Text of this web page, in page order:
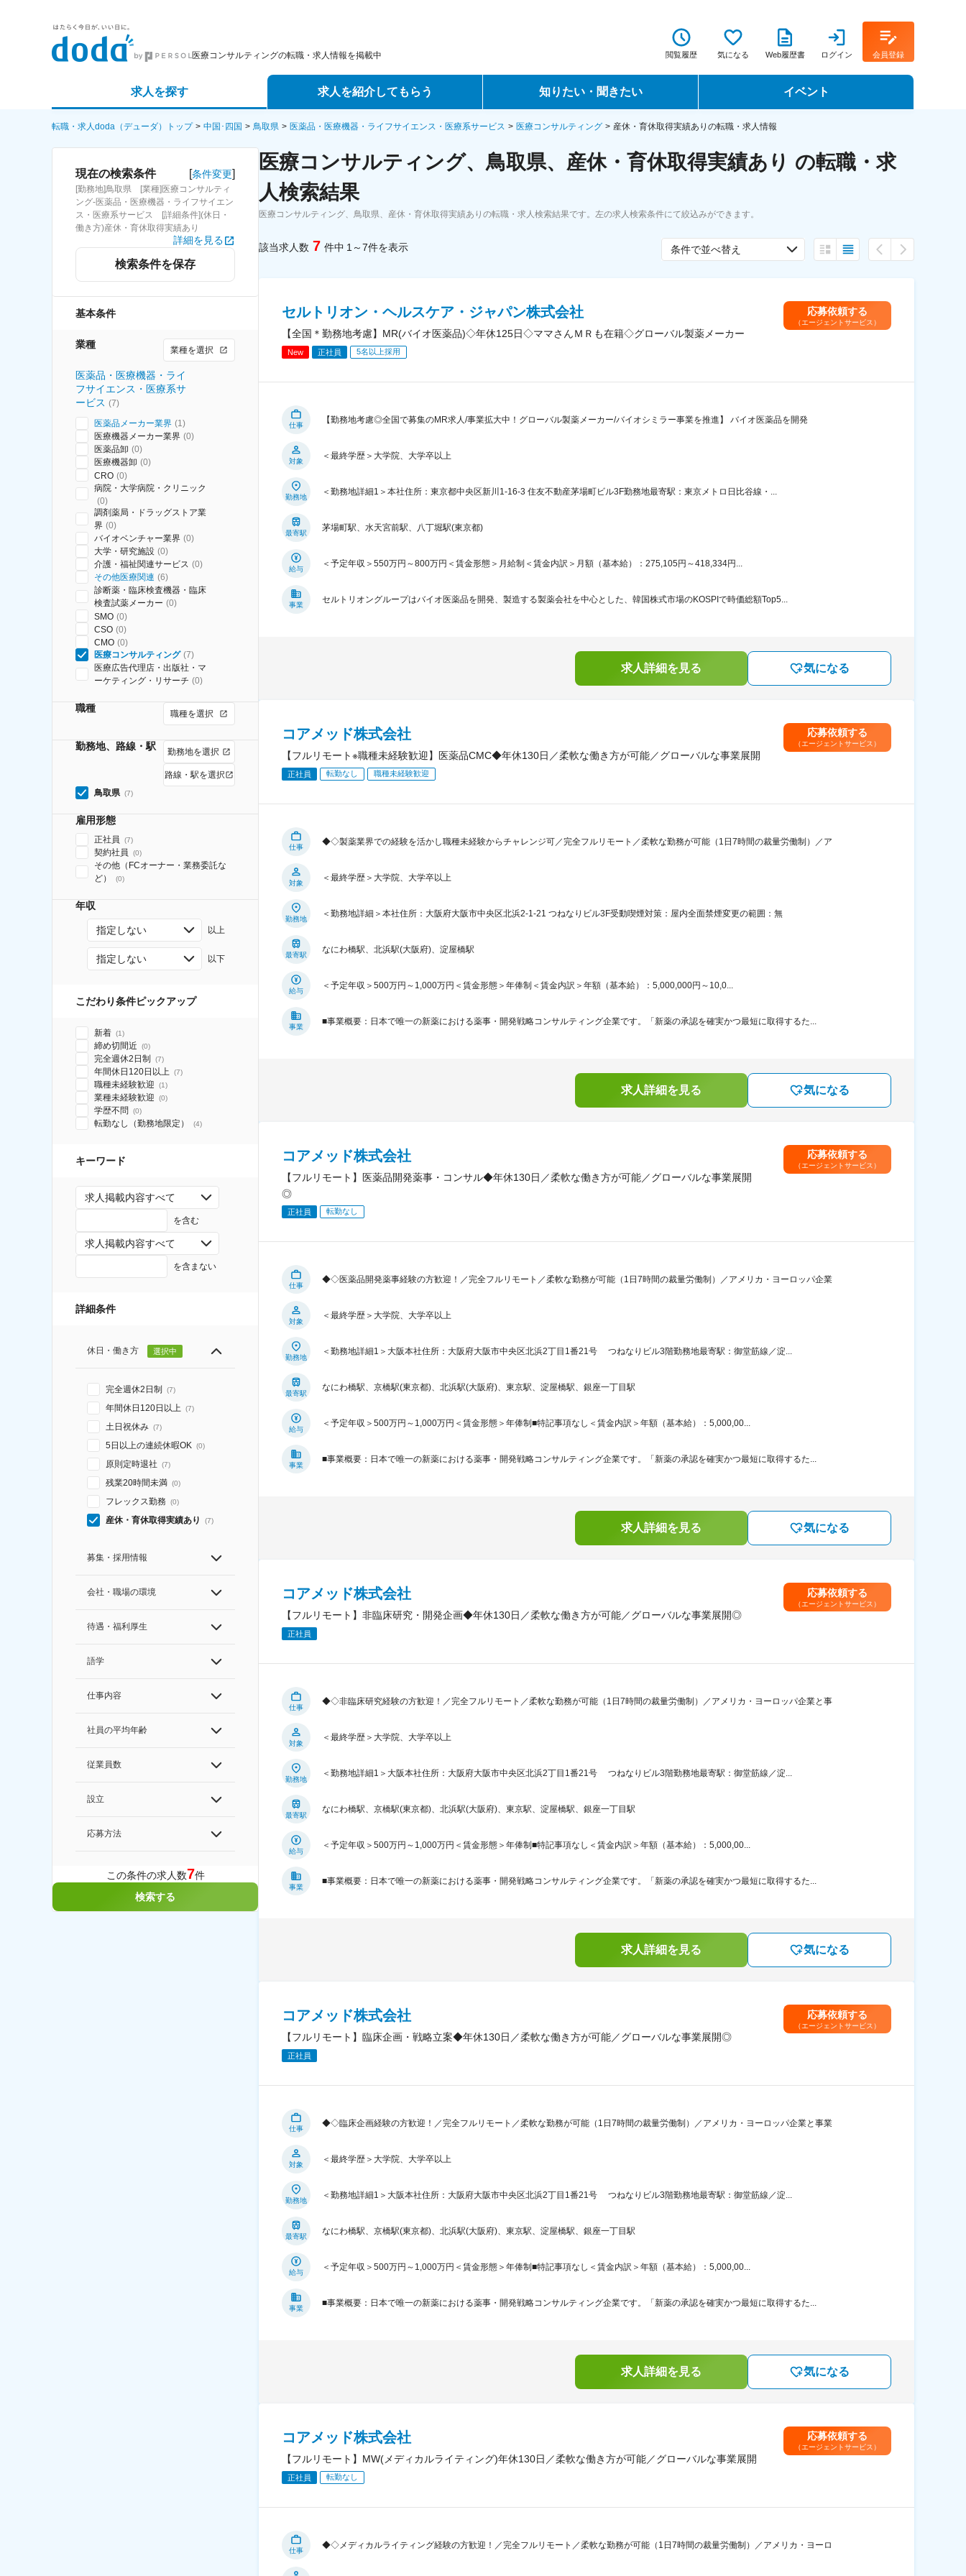
医療コンサルティングの転職・求人情報を掲載中 閲覧履歴 気になる Web履歴書 ログイン 会員登録
求人を探す
詳細条件から探す
求人特集から探す
求人を紹介してもらう
エージェントサービス
スカウトサービス
パートナーエージェントサービス
知りたい・聞きたい
転職ノウハウ
データで見る転職
イベント
転職イベント・転職セミナー
転職フェア
転職・求人doda（デューダ）トップ 中国･四国 鳥取県 医薬品・医療機器・ライフサイエンス・医療系サービス 医療コンサルティング 産休・育休取得実績ありの転職・求人情報
現在の検索条件 [条件変更]
[勤務地]鳥取県 [業種]医療コンサルティ
ング-医薬品・医療機器・ライフサイエン
ス・医療系サービス [詳細条件](休日・
働き方)産休・育休取得実績あり
詳細を見る
検索条件を保存
基本条件
業種 業種を選択
医薬品・医療機器・ライ
フサイエンス・医療系サ
ービス (7)
医薬品メーカー業界 (1)
医療機器メーカー業界 (0)
医薬品卸 (0)
医療機器卸 (0)
CRO (0)
病院・大学病院・クリニック
(0)
調剤薬局・ドラッグストア業
界 (0)
バイオベンチャー業界 (0)
大学・研究施設 (0)
介護・福祉関連サービス (0)
その他医療関連 (6)
診断薬・臨床検査機器・臨床
検査試薬メーカー (0)
SMO (0)
CSO (0)
CMO (0)
医療コンサルティング (7)
医療広告代理店・出版社・マ
ーケティング・リサーチ (0)
職種 職種を選択
勤務地、路線・駅 勤務地を選択
路線・駅を選択
鳥取県 (7)
雇用形態
正社員 (7)
契約社員 (0)
その他（FCオーナー・業務委託な
ど）
(0)
年収
指定しない 以上
指定しない 以下
こだわり条件ピックアップ
新着 (1)
締め切間近 (0)
完全週休2日制 (7)
年間休日120日以上 (7)
職種未経験歓迎 (1)
業種未経験歓迎 (0)
学歴不問 (0)
転勤なし（勤務地限定） (4)
キーワード
求人掲載内容すべて
を含む
求人掲載内容すべて
を含まない
詳細条件
休日・働き方 選択中
完全週休2日制 (7)
年間休日120日以上 (7)
土日祝休み (7)
5日以上の連続休暇OK (0)
原則定時退社 (7)
残業20時間未満 (0)
フレックス勤務 (0)
産休・育休取得実績あり (7)
募集・採用情報
会社・職場の環境
待遇・福利厚生
語学
仕事内容
社員の平均年齢
従業員数
設立
応募方法
この条件の求人数7件
検索する
医療コンサルティング、鳥取県、産休・育休取得実績あり の転職・求
人検索結果
医療コンサルティング、鳥取県、産休・育休取得実績ありの転職・求人検索結果です。左の求人検索条件にて絞込みができます。
該当求人数 7 件中 1～7件を表示 条件で並べ替え
セルトリオン・ヘルスケア・ジャパン株式会社
【全国＊勤務地考慮】MR(バイオ医薬品)◇年休125日◇ママさんＭＲも在籍◇グローバル製薬メーカー
New 正社員 5名以上採用
応募依頼する
（エージェントサービス）
仕事
【勤務地考慮◎全国で募集のMR求人/事業拡大中！グローバル製薬メーカー/バイオシミラー事業を推進】 バイオ医薬品を開発
対象
＜最終学歴＞大学院、大学卒以上
勤務地
＜勤務地詳細1＞本社住所：東京都中央区新川1-16-3 住友不動産茅場町ビル3F勤務地最寄駅：東京メトロ日比谷線・...
最寄駅
茅場町駅、水天宮前駅、八丁堀駅(東京都)
給与
＜予定年収＞550万円～800万円＜賃金形態＞月給制＜賃金内訳＞月額（基本給）：275,105円～418,334円...
事業
セルトリオングループはバイオ医薬品を開発、製造する製薬会社を中心とした、韓国株式市場のKOSPIで時価総額Top5...
求人詳細を見る 気になる
コアメッド株式会社
【フルリモート※職種未経験歓迎】医薬品CMC◆年休130日／柔軟な働き方が可能／グローバルな事業展開
正社員 転勤なし 職種未経験歓迎
応募依頼する
（エージェントサービス）
仕事
◆◇製薬業界での経験を活かし職種未経験からチャレンジ可／完全フルリモート／柔軟な勤務が可能（1日7時間の裁量労働制）／ア
対象
＜最終学歴＞大学院、大学卒以上
勤務地
＜勤務地詳細＞本社住所：大阪府大阪市中央区北浜2-1-21 つねなりビル3F受動喫煙対策：屋内全面禁煙変更の範囲：無
最寄駅
なにわ橋駅、北浜駅(大阪府)、淀屋橋駅
給与
＜予定年収＞500万円～1,000万円＜賃金形態＞年俸制＜賃金内訳＞年額（基本給）：5,000,000円～10,0...
事業
■事業概要：日本で唯一の新薬における薬事・開発戦略コンサルティング企業です。「新薬の承認を確実かつ最短に取得するた...
求人詳細を見る 気になる
コアメッド株式会社
【フルリモート】医薬品開発薬事・コンサル◆年休130日／柔軟な働き方が可能／グローバルな事業展開
◎
正社員 転勤なし
応募依頼する
（エージェントサービス）
仕事
◆◇医薬品開発薬事経験の方歓迎！／完全フルリモート／柔軟な勤務が可能（1日7時間の裁量労働制）／アメリカ・ヨーロッパ企業
対象
＜最終学歴＞大学院、大学卒以上
勤務地
＜勤務地詳細1＞大阪本社住所：大阪府大阪市中央区北浜2丁目1番21号 つねなりビル3階勤務地最寄駅：御堂筋線／淀...
最寄駅
なにわ橋駅、京橋駅(東京都)、北浜駅(大阪府)、東京駅、淀屋橋駅、銀座一丁目駅
給与
＜予定年収＞500万円～1,000万円＜賃金形態＞年俸制■特記事項なし＜賃金内訳＞年額（基本給）：5,000,00...
事業
■事業概要：日本で唯一の新薬における薬事・開発戦略コンサルティング企業です。「新薬の承認を確実かつ最短に取得するた...
求人詳細を見る 気になる
コアメッド株式会社
【フルリモート】非臨床研究・開発企画◆年休130日／柔軟な働き方が可能／グローバルな事業展開◎
正社員
応募依頼する
（エージェントサービス）
仕事
◆◇非臨床研究経験の方歓迎！／完全フルリモート／柔軟な勤務が可能（1日7時間の裁量労働制）／アメリカ・ヨーロッパ企業と事
対象
＜最終学歴＞大学院、大学卒以上
勤務地
＜勤務地詳細1＞大阪本社住所：大阪府大阪市中央区北浜2丁目1番21号 つねなりビル3階勤務地最寄駅：御堂筋線／淀...
最寄駅
なにわ橋駅、京橋駅(東京都)、北浜駅(大阪府)、東京駅、淀屋橋駅、銀座一丁目駅
給与
＜予定年収＞500万円～1,000万円＜賃金形態＞年俸制■特記事項なし＜賃金内訳＞年額（基本給）：5,000,00...
事業
■事業概要：日本で唯一の新薬における薬事・開発戦略コンサルティング企業です。「新薬の承認を確実かつ最短に取得するた...
求人詳細を見る 気になる
コアメッド株式会社
【フルリモート】臨床企画・戦略立案◆年休130日／柔軟な働き方が可能／グローバルな事業展開◎
正社員
応募依頼する
（エージェントサービス）
仕事
◆◇臨床企画経験の方歓迎！／完全フルリモート／柔軟な勤務が可能（1日7時間の裁量労働制）／アメリカ・ヨーロッパ企業と事業
対象
＜最終学歴＞大学院、大学卒以上
勤務地
＜勤務地詳細1＞大阪本社住所：大阪府大阪市中央区北浜2丁目1番21号 つねなりビル3階勤務地最寄駅：御堂筋線／淀...
最寄駅
なにわ橋駅、京橋駅(東京都)、北浜駅(大阪府)、東京駅、淀屋橋駅、銀座一丁目駅
給与
＜予定年収＞500万円～1,000万円＜賃金形態＞年俸制■特記事項なし＜賃金内訳＞年額（基本給）：5,000,00...
事業
■事業概要：日本で唯一の新薬における薬事・開発戦略コンサルティング企業です。「新薬の承認を確実かつ最短に取得するた...
求人詳細を見る 気になる
コアメッド株式会社
【フルリモート】MW(メディカルライティング)年休130日／柔軟な働き方が可能／グローバルな事業展開
正社員 転勤なし
応募依頼する
（エージェントサービス）
仕事
◆◇メディカルライティング経験の方歓迎！／完全フルリモート／柔軟な勤務が可能（1日7時間の裁量労働制）／アメリカ・ヨーロ